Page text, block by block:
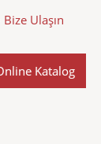
Bize Ulaşın
Katalog